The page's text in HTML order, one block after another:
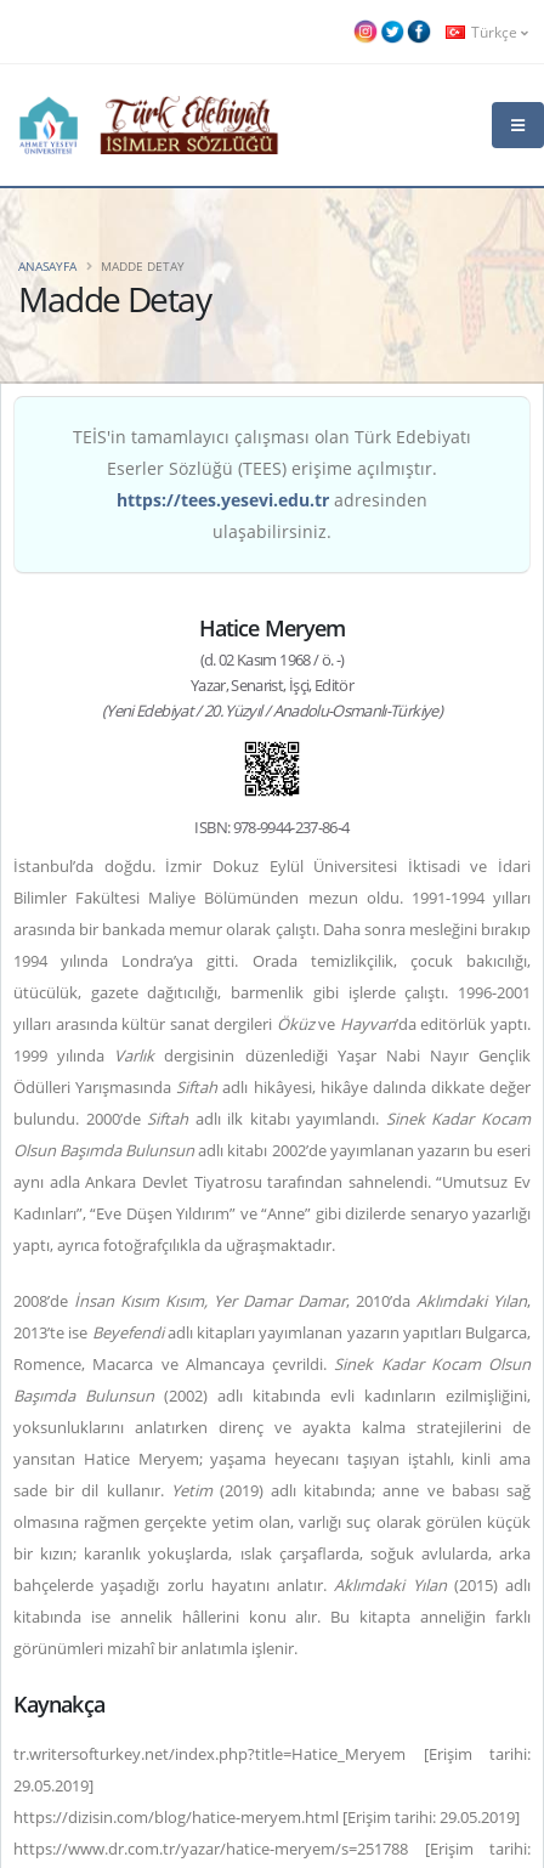
Türkçe
Madde Detay
ANASAYFA MADDE DETAY
TEİS'in tamamlayıcı çalışması olan Türk Edebiyatı
Eserler Sözlüğü (TEES) erişime açılmıştır.
https://tees.yesevi.edu.tr adresinden
ulaşabilirsiniz.
Hatice Meryem
(d. 02 Kasım 1968 / ö. -)
Yazar, Senarist, İşçi, Editör
(Yeni Edebiyat / 20. Yüzyıl / Anadolu-Osmanlı-Türkiye)
ISBN: 978-9944-237-86-4
İstanbul’da doğdu. İzmir Dokuz Eylül Üniversitesi İktisadi ve İdari
Bilimler Fakültesi Maliye Bölümünden mezun oldu. 1991-1994 yılları
arasında bir bankada memur olarak çalıştı. Daha sonra mesleğini bırakıp
1994 yılında Londra’ya gitti. Orada temizlikçilik, çocuk bakıcılığı,
ütücülük, gazete dağıtıcılığı, barmenlik gibi işlerde çalıştı. 1996-2001
yılları arasında kültür sanat dergileri Öküzve Hayvan’da editörlük yaptı.
1999 yılında Varlıkdergisinin düzenlediği Yaşar Nabi Nayır Gençlik
Ödülleri Yarışmasında Siftahadlı hikâyesi, hikâye dalında dikkate değer
bulundu. 2000’de Siftah adlı ilk kitabı yayımlandı. Sinek Kadar Kocam
Olsun Başımda Bulunsunadlı kitabı 2002’de yayımlanan yazarın bu eseri
aynı adla Ankara Devlet Tiyatrosu tarafından sahnelendi. “Umutsuz Ev
Kadınları”, “Eve Düşen Yıldırım” ve “Anne” gibi dizilerde senaryo yazarlığı
yaptı, ayrıca fotoğrafçılıkla da uğraşmaktadır.
2008’de İnsan Kısım Kısım, Yer Damar Damar, 2010’da Aklımdaki Yılan,
2013’te ise Beyefendiadlı kitapları yayımlanan yazarın yapıtları Bulgarca,
Romence, Macarca ve Almancaya çevrildi. Sinek Kadar Kocam Olsun
Başımda Bulunsun (2002) adlı kitabında evli kadınların ezilmişliğini,
yoksunluklarını anlatırken direnç ve ayakta kalma stratejilerini de
yansıtan Hatice Meryem; yaşama heyecanı taşıyan iştahlı, kinli ama
sade bir dil kullanır. Yetim (2019) adlı kitabında; anne ve babası sağ
olmasına rağmen gerçekte yetim olan, varlığı suç olarak görülen küçük
bir kızın; karanlık yokuşlarda, ıslak çarşaflarda, soğuk avlularda, arka
bahçelerde yaşadığı zorlu hayatını anlatır.Aklımdaki Yılan(2015) adlı
kitabında ise annelik hâllerini konu alır. Bu kitapta anneliğin farklı
görünümleri mizahî bir anlatımla işlenir.
Kaynakça
tr.writersofturkey.net/index.php?title=Hatice_Meryem [Erişim tarihi:
29.05.2019]
https://dizisin.com/blog/hatice-meryem.html [Erişim tarihi: 29.05.2019]
https://www.dr.com.tr/yazar/hatice-meryem/s=251788 [Erişim tarihi: